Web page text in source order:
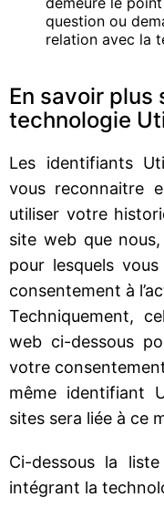
question ou
relation avec la
En savoir plus
technologie
Les identifiants
vous reconnaitre
utiliser votre
site web que nous,
pour lesquels
consentement à
Techniquement,
web ci-dessous
votre
même identifiant
sites sera liée à ce
Ci-dessous la
intégrant la